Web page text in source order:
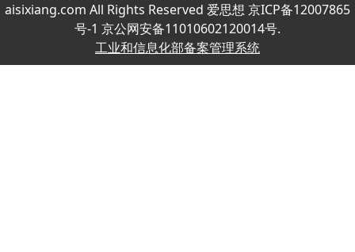
aisixiang.com All Rights Reserved 爱思想 京ICP备12007865
号-1 京公网安备11010602120014号.
工业和信息化部备案管理系统